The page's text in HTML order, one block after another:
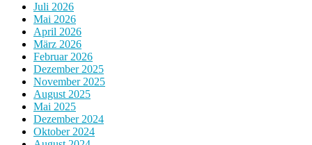
Juli 2026
Mai 2026
April 2026
März 2026
Februar 2026
Dezember 2025
November 2025
August 2025
Mai 2025
Dezember 2024
Oktober 2024